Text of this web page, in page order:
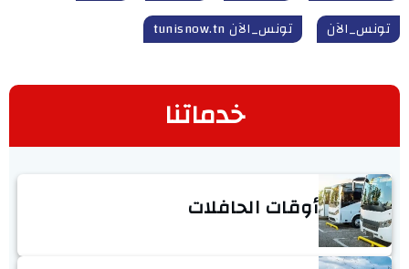
تونس_الآن
تونس_الآن tunisnow.tn
خدماتنا
أوقات الحافلات